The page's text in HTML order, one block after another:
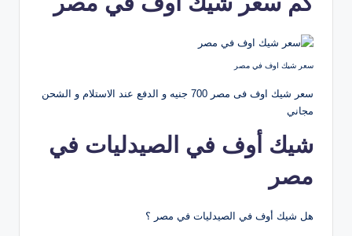
سعر شيك اوف في مصر
سعر شيك اوف فى مصر 700 جنيه و الدفع عند الاستلام و الشحن
مجاني
شيك أوف في الصيدليات في
مصر
هل شيك أوف في الصيدليات في مصر ؟